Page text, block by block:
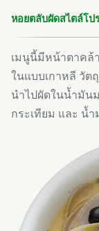
หอยตลับผัดสไตล์โป
เมนูนี้มีหน้าตาคล้
ในแบบเกาหลี วั
นำไปผัดในน้ำมัน
กระเทียม และ น้